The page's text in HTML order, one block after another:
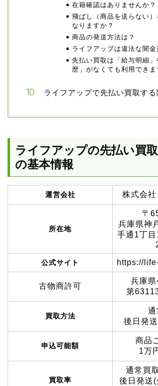
在籍確認はありませんか？
飛ばし（商品を送らない）
なりますか？
商品の発送方法は？
ライフアップは違法な闇金
先払い買取は「給与明細」
歴」がなくても利用できま
ライフアップで先払い買取す
ライフアップの先払い買
の基本情報
運営会社 株式会社
所在地
〒
兵庫県神
手通1丁
公式サイト https://
古物商許可
兵庫県
第
買取方法
通
後日発
申込可能額
商品
1万
買取率
通常買
後日発送